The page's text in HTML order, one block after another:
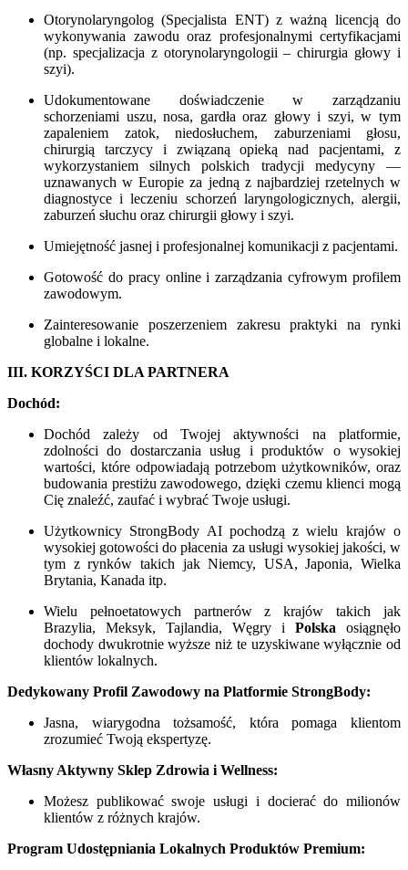
Otorynolaryngolog (Specjalista ENT) z ważną licencją do
wykonywania zawodu oraz profesjonalnymi certyfikacjami
(np. specjalizacja z otorynolaryngologii – chirurgia głowy i
szyi).
Udokumentowane doświadczenie w zarządzaniu
schorzeniami uszu, nosa, gardła oraz głowy i szyi, w tym
zapaleniem zatok, niedosłuchem, zaburzeniami głosu,
chirurgią tarczycy i związaną opieką nad pacjentami, z
wykorzystaniem silnych polskich tradycji medycyny —
uznawanych w Europie za jedną z najbardziej rzetelnych w
diagnostyce i leczeniu schorzeń laryngologicznych, alergii,
zaburzeń słuchu oraz chirurgii głowy i szyi.
Umiejętność jasnej i profesjonalnej komunikacji z pacjentami.
Gotowość do pracy online i zarządzania cyfrowym profilem
zawodowym.
Zainteresowanie poszerzeniem zakresu praktyki na rynki
globalne i lokalne.
III. KORZYŚCI DLA PARTNERA
Dochód:
Dochód zależy od Twojej aktywności na platformie,
zdolności do dostarczania usług i produktów o wysokiej
wartości, które odpowiadają potrzebom użytkowników, oraz
budowania prestiżu zawodowego, dzięki czemu klienci mogą
Cię znaleźć, zaufać i wybrać Twoje usługi.
Użytkownicy StrongBody AI pochodzą z wielu krajów o
wysokiej gotowości do płacenia za usługi wysokiej jakości, w
tym z rynków takich jak Niemcy, USA, Japonia, Wielka
Brytania, Kanada itp.
Wielu pełnoetatowych partnerów z krajów takich jak
Brazylia, Meksyk, Tajlandia, Węgry i Polska osiągnęło
dochody dwukrotnie wyższe niż te uzyskiwane wyłącznie od
klientów lokalnych.
Dedykowany Profil Zawodowy na Platformie StrongBody:
Jasna, wiarygodna tożsamość, która pomaga klientom
zrozumieć Twoją ekspertyzę.
Własny Aktywny Sklep Zdrowia i Wellness:
Możesz publikować swoje usługi i docierać do milionów
klientów z różnych krajów.
Program Udostępniania Lokalnych Produktów Premium: